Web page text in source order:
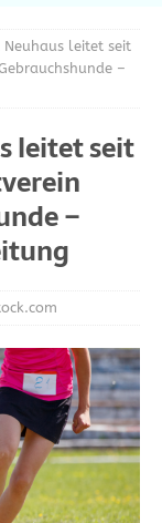
Neuhaus leitet seit
–
leitet seit
–